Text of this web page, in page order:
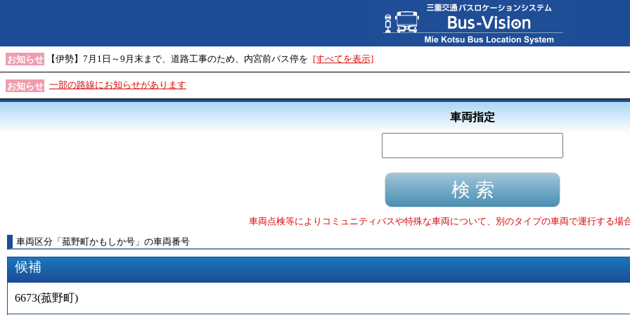
お知らせ 【伊勢】7月1日～9月末まで、道路工事のため、内宮前バス停を [すべてを表示]
お知らせ 一部の路線にお知らせがあります
車両指定
車両点検等によりコミュニティバスや特殊な車両について、別のタイプの車両で運行する場
車両区分 「 菰野町かもしか号 」 の車両番号
候補
6673(菰野町)